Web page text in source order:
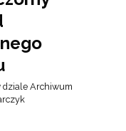
dziale Archiwum